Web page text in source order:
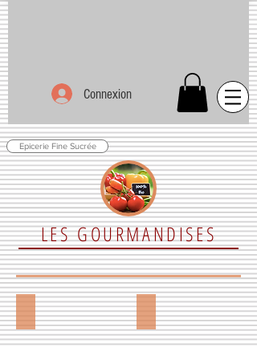
Connexion
Epicerie Fine Sucrée
LES GOURMANDISES